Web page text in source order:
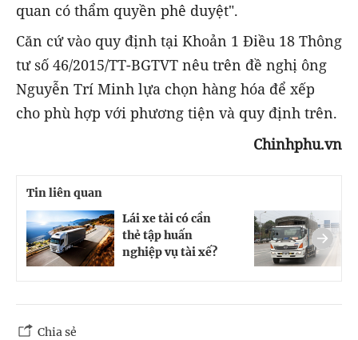
quan có thẩm quyền phê duyệt".
Căn cứ vào quy định tại Khoản 1 Điều 18 Thông
tư số 46/2015/TT-BGTVT nêu trên đề nghị ông
Nguyễn Trí Minh lựa chọn hàng hóa để xếp
cho phù hợp với phương tiện và quy định trên.
Chinhphu.vn
Tin liên quan
Lái xe tải có cần
thẻ tập huấn
nghiệp vụ tài xế?
Chia sẻ